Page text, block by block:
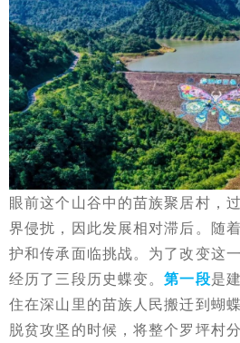
眼前这个山谷中的苗族聚居村，
界侵扰，因此发展相对滞后。随
护和传承面临挑战。为了改变这
经历了三段历史蝶变。第一段是
住在深山里的苗族人民搬迁到蝴
脱贫攻坚的时候，将整个罗坪村